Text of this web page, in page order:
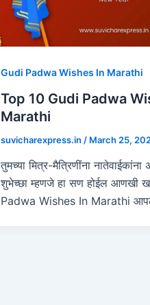
Gudi Padwa Wishes In Marathi
Top 10 Gudi Padwa
Marathi
suvicharexpress.in / March 25,
तुमच्या मित्र-मैत्रिणींना नातेवाईकांना
शुभेच्छा म्हणजे हा सण होईल आणखी
Padwa Wishes In Marathi